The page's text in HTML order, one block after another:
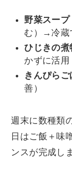
野菜スープ
む）→冷蔵
ひじきの煮
かずに活用
きんぴらご
善）
週末に数種類
日はご飯＋味
ンスが完成し